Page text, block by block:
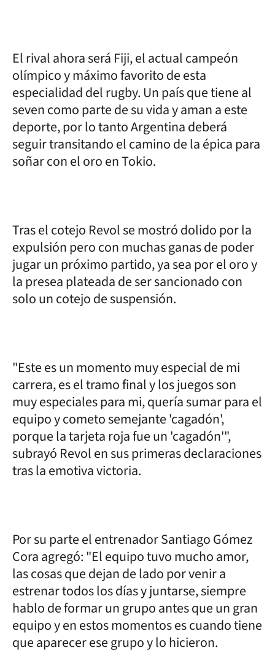
El rival ahora será Fiji, el actual campeón
olímpico y máximo favorito de esta
especialidad del rugby. Un país que tiene al
seven como parte de su vida y aman a este
deporte, por lo tanto Argentina deberá
seguir transitando el camino de la épica para
soñar con el oro en Tokio.
Tras el cotejo Revol se mostró dolido por la
expulsión pero con muchas ganas de poder
jugar un próximo partido, ya sea por el oro y
la presea plateada de ser sancionado con
solo un cotejo de suspensión.
"Este es un momento muy especial de mi
carrera, es el tramo final y los juegos son
muy especiales para mi, quería sumar para el
equipo y cometo semejante 'cagadón',
porque la tarjeta roja fue un 'cagadón'",
subrayó Revol en sus primeras declaraciones
tras la emotiva victoria.
Por su parte el entrenador Santiago Gómez
Cora agregó: "El equipo tuvo mucho amor,
las cosas que dejan de lado por venir a
estrenar todos los días y juntarse, siempre
hablo de formar un grupo antes que un gran
equipo y en estos momentos es cuando tiene
que aparecer ese grupo y lo hicieron.